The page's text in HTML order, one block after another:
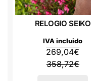
RELOGIO SEIKO
358,72€
269,04€
IVA incluido